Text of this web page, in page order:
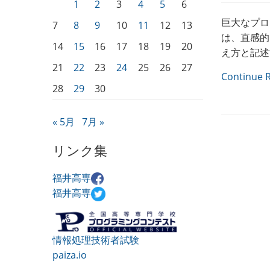
1 2 3 4 5
6
7
8 9 10 11 12
13
14
15 16 17 18 19
20
21
22 23 24 25 26
27
28
29 30
« 5月 7月 »
リンク集
福井高専
福井高専
情報処理技術者試験
paiza.io
巨大なプ
は、直感
え方と記
Continue